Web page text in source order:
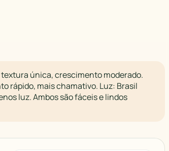
única, crescimento moderado.
rápido, mais chamativo. Luz: Brasil
luz. Ambos são fáceis e lindos